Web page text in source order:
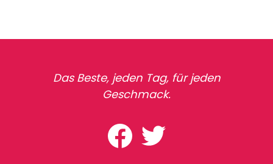
Das Beste, jeden Tag, für jeden
Geschmack.